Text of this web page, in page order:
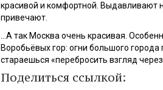
красивой и комфортной. Выдавливают
привечают.
…А так Москва очень красивая.
Воробьёвых гор: огни большого
стараешься «перебросить взгляд через
Поделиться ссылкой: